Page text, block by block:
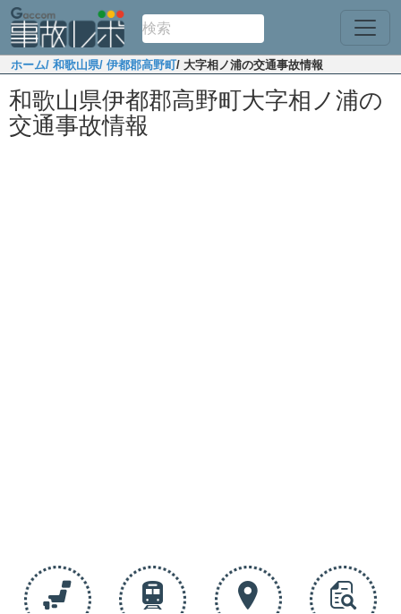
ホーム/ 和歌山県/ 伊都郡高野町/ 大字相ノ浦の交通事故情報
和歌山県伊都郡高野町大字相ノ浦の
交通事故情報